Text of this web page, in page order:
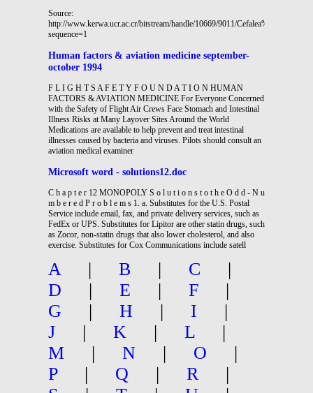
Source:
http://www.kerwa.ucr.ac.cr/bitstream/handle/10669/9011/
sequence=1
Human factors & aviation medicine september-
october 1994
F L I G H T S A F E T Y F O U N D A T I O N HUMAN
FACTORS & AVIATION MEDICINE For Everyone Concerned
with the Safety of Flight Air Crews Face Stomach and Intestinal
Illness Risks at Many Layover Sites Around the World
Medications are available to help prevent and treat intestinal
illnesses caused by bacteria and viruses. Pilots should consult an
aviation medical examiner
Microsoft word - solutions12.doc
C h a p t e r 12 MONOPOLY S o l u t i o n s t o t h e O d d - N u
m b e r e d P r o b l e m s 1. a. Substitutes for the U.S. Postal
Service include email, fax, and private delivery services, such as
FedEx or UPS. Substitutes for Lipitor are other statin drugs, such
as Zocor, non-statin drugs that also lower cholesterol, and also
exercise. Substitutes for Cox Communications include satell
A | B | C
|
D
| E | F
|
G
| H | I
|
J
| K | L
|
M
| N | O
|
P
| Q | R
|